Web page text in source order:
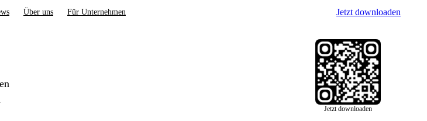
Über uns Für Unternehmen
Jetzt downloaden
Jetzt downloaden